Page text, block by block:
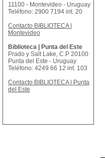
11100 - Montevideo - Uruguay
Teléfono: 2900 7194 int. 20
Contacto BIBLIOTECA |
Montevideo
Biblioteca | Punta del Este
Prado y Salt Lake, C.P 20100
Punta del Este - Uruguay
Teléfono: 4249 66 12 int. 103
Contacto BIBLIOTECA | Punta
del Este